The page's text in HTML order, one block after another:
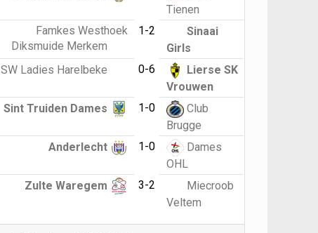
Tienen
Famkes Westhoek
Diksmuide Merkem
1-2
Sinaai
Girls
SW Ladies Harelbeke
0-6
Lierse SK
Vrouwen
Sint Truiden Dames
1-0
Club
Brugge
Anderlecht
1-0
Dames
OHL
Zulte Waregem
3-2
Miecroob
Veltem